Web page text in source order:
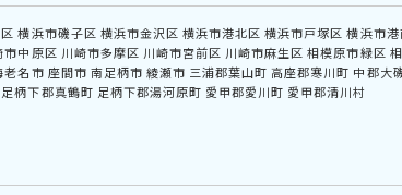
横浜市磯子区 横浜市金沢区 横浜市港北区 横浜市戸塚区 横浜市港
市中原区 川崎市多摩区 川崎市宮前区 川崎市麻生区 相模原市緑区
老名市 座間市 南足柄市 綾瀬市 三浦郡葉山町 高座郡寒川町 中郡大
足柄下郡真鶴町 足柄下郡湯河原町 愛甲郡愛川町 愛甲郡清川村